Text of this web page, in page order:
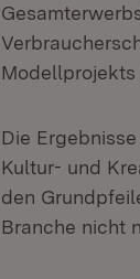
Modellprojekts
Die
Kultur- und
den
Branche nicht